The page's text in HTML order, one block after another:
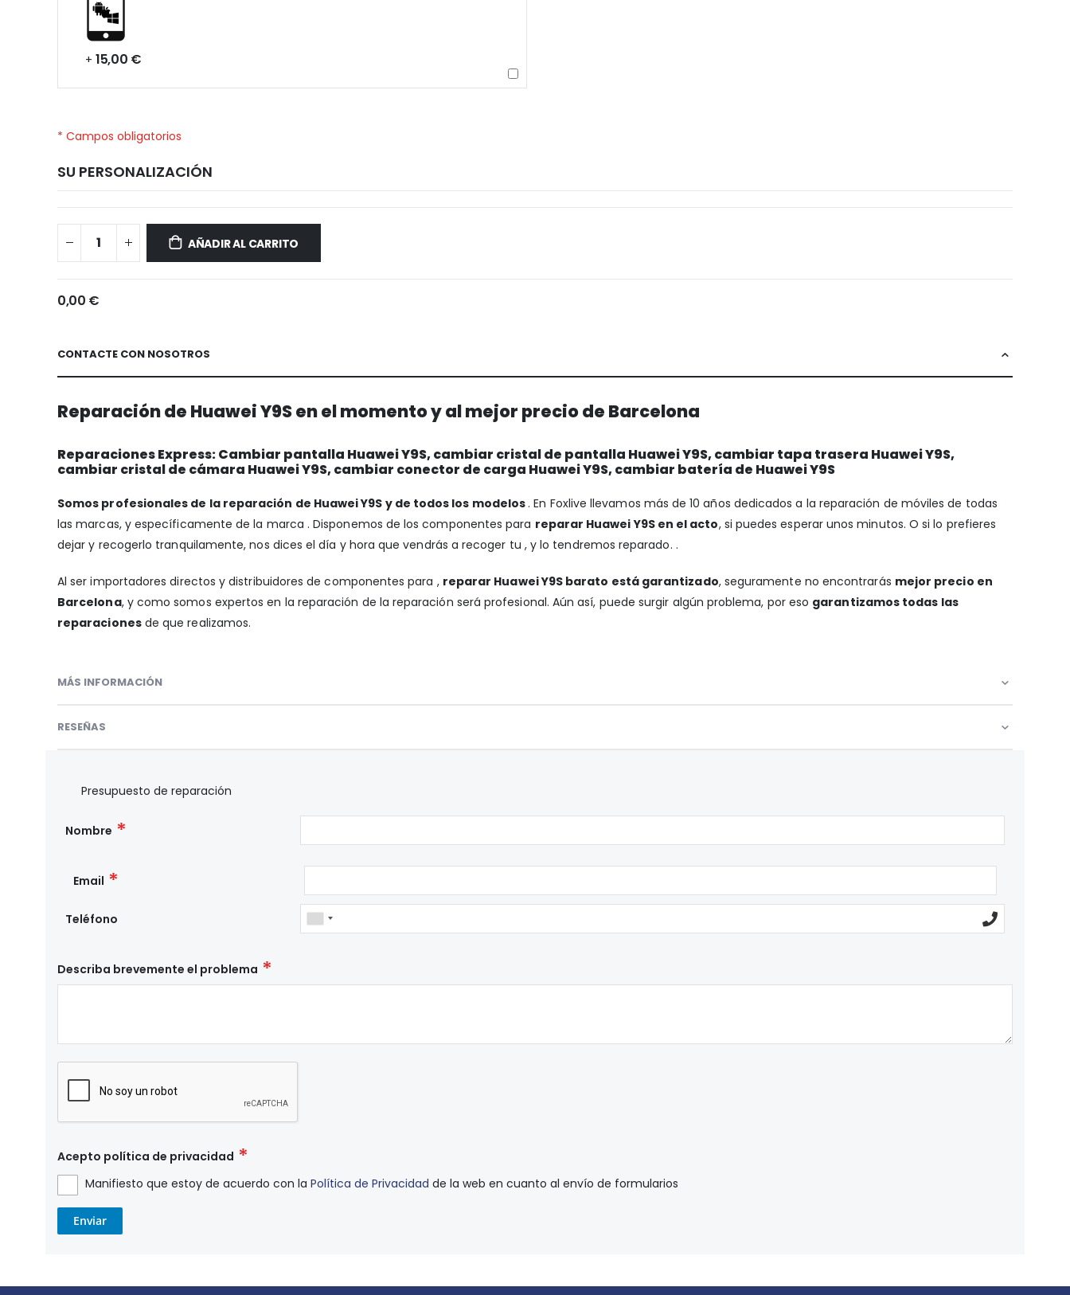
+ 15,00 €
* Campos obligatorios
SU PERSONALIZACIÓN
AÑADIR AL CARRITO
0,00 €
CONTACTE CON NOSOTROS
Reparación de Huawei Y9S en el momento y al mejor precio de Barcelona
Reparaciones Express: Cambiar pantalla Huawei Y9S, cambiar cristal de pantalla Huawei Y9S, cambiar tapa trasera Huawei Y9S,
cambiar cristal de cámara Huawei Y9S, cambiar conector de carga Huawei Y9S, cambiar batería de Huawei Y9S
Somos profesionales de la reparación de Huawei Y9S y de todos los modelos. En Foxlive llevamos más de 10 años dedicados a la reparación de móviles de todas
las marcas, y específicamente de la marca . Disponemos de los componentes para reparar Huawei Y9S en el acto, si puedes esperar unos minutos. O si lo prefieres
dejar y recogerlo tranquilamente, nos dices el día y hora que vendrás a recoger tu , y lo tendremos reparado. .
Al ser importadores directos y distribuidores de componentes para , reparar Huawei Y9S barato está garantizado, seguramente no encontrarás mejor precio en
Barcelona, y como somos expertos en la reparación de la reparación será profesional. Aún así, puede surgir algún problema, por eso garantizamos todas las
reparacionesde que realizamos.
MÁS INFORMACIÓN
RESEÑAS
Presupuesto de reparación
Nombre
Email
Teléfono
Describa brevemente el problema
Acepto política de privacidad
Manifiesto que estoy de acuerdo con laPolítica de Privacidad de la web en cuanto al envío de formularios
Enviar